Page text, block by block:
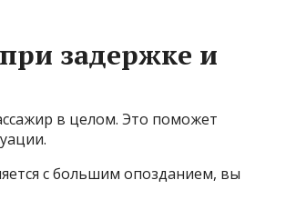
задержке и
в целом. Это поможет
с большим опозданием, вы